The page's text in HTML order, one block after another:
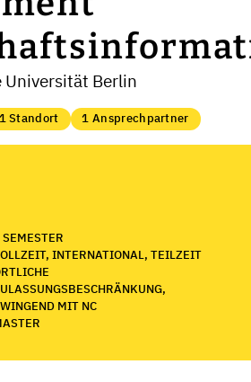
Universität Berlin
1 Standort 1 Ansprechpartner
INTERNATIONAL, TEILZEIT
MIT NC